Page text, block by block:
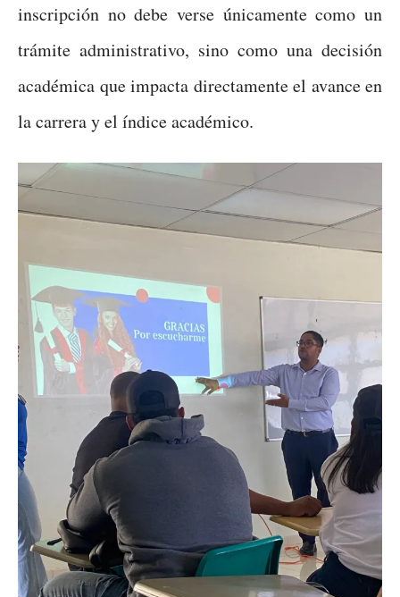
inscripción no debe verse únicamente como un
trámite administrativo, sino como una decisión
académica que impacta directamente el avance en
la carrera y el índice académico.